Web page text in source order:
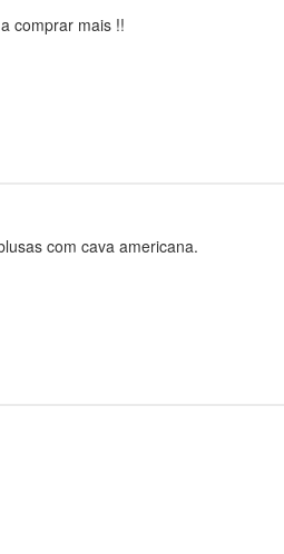
comprar mais !!
com cava americana.